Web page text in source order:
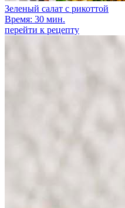
Зеленый салат с рикоттой
Время: 30 мин.
перейти к рецепту